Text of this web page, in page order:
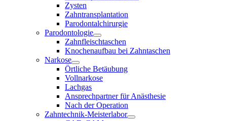
Zysten
Zahntransplantation
Parodontalchirurgie
Parodontologie
Zahnfleischtaschen
Knochenaufbau bei Zahntaschen
Narkose
Örtliche Betäubung
Vollnarkose
Lachgas
Ansprechpartner für Anästhesie
Nach der Operation
Zahntechnik-Meisterlabor